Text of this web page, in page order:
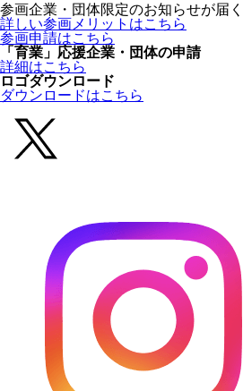
参画企業・団体限定のお知らせが届く
詳しい参画メリットはこちら
参画申請はこちら
「育業」応援企業・団体の申請
詳細はこちら
ロゴダウンロード
ダウンロードはこちら